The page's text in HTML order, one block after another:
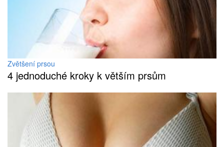
Zvětšení prsou
4 jednoduché kroky k větším prsům